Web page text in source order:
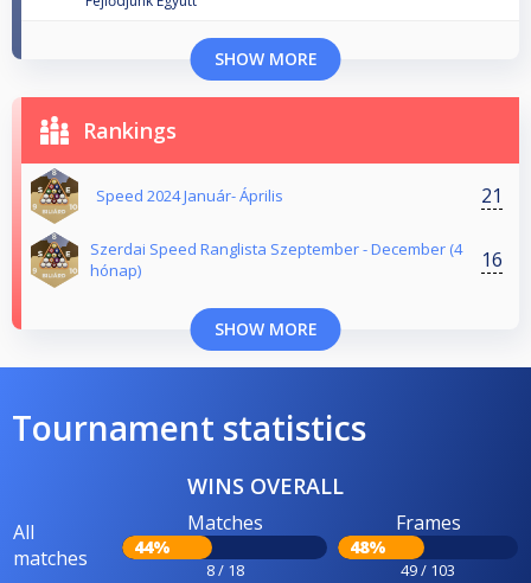
SHOW MORE
Rankings
Speed 2024 Január- Április 21
Szerdai Speed Ranglista Szeptember - December (4
hónap)
16
SHOW MORE
Tournament statistics
WINS OVERALL
All
matches
Matches
44%
8 / 18
Frames
48%
49 / 103